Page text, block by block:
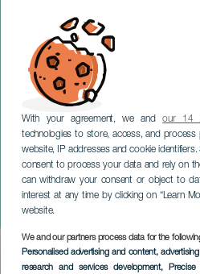
With your agreement, we andour 14
technologies to store, access, and process
website, IP addresses and cookie
consent to process your data and rely on
can withdraw your consent or object to
interest at any time by clicking on “Learn
website.
We and our partners process data for the
Personalised advertising and content,
research and services development, Precise
Esencia
GRAN CANARIA
Imagen
Listado